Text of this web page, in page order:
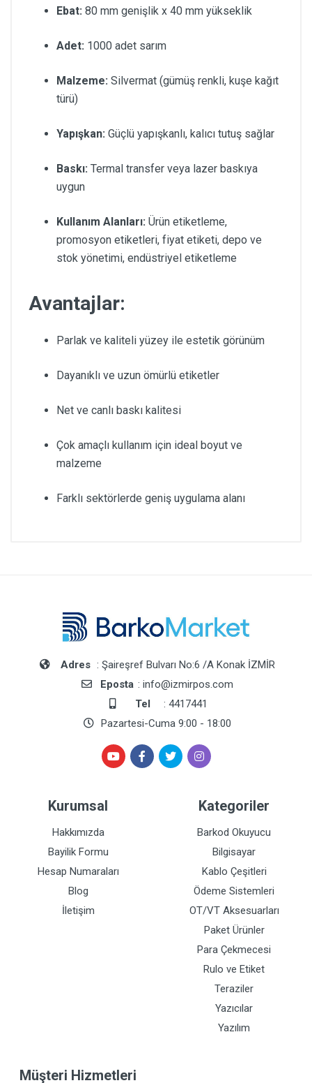
Ebat: 80 mm genişlik x 40 mm yükseklik
Adet: 1000 adet sarım
Malzeme: Silvermat (gümüş renkli, kuşe kağıt
türü)
Yapışkan: Güçlü yapışkanlı, kalıcı tutuş sağlar
Baskı: Termal transfer veya lazer baskıya
uygun
Kullanım Alanları: Ürün etiketleme,
promosyon etiketleri, fiyat etiketi, depo ve
stok yönetimi, endüstriyel etiketleme
Avantajlar:
Parlak ve kaliteli yüzey ile estetik görünüm
Dayanıklı ve uzun ömürlü etiketler
Net ve canlı baskı kalitesi
Çok amaçlı kullanım için ideal boyut ve
malzeme
Farklı sektörlerde geniş uygulama alanı
Adres : Şaireşref Bulvarı No:6 /A Konak İZMİR
Eposta : info@izmirpos.com
Tel
: 4417441
Pazartesi-Cuma 9:00 - 18:00
Kurumsal
Hakkımızda
Bayilik Formu
Hesap Numaraları
Blog
İletişim
Kategoriler
Barkod Okuyucu
Bilgisayar
Kablo Çeşitleri
Ödeme Sistemleri
OT/VT Aksesuarları
Paket Ürünler
Para Çekmecesi
Rulo ve Etiket
Teraziler
Yazıcılar
Yazılım
Müşteri Hizmetleri